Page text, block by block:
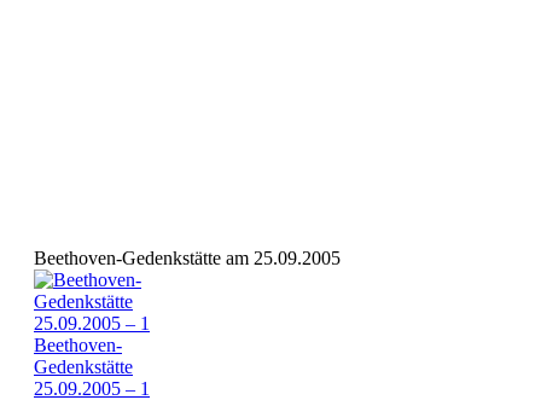
Beethoven-Gedenkstätte am 25.09.2005
Beethoven-
Gedenkstätte
25.09.2005 – 1